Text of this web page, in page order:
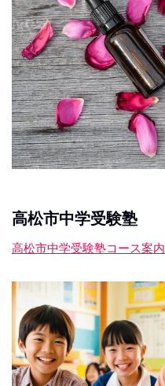
高松市中学受験塾
高松市中学受験塾コース案内